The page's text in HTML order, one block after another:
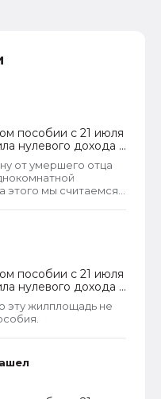
пособии с 21 июля
нулевого дохода и
по месту
от умершего отца
этого мы считаемся
пособии с 21 июля
нулевого дохода и
по месту
эту жилплощадь не